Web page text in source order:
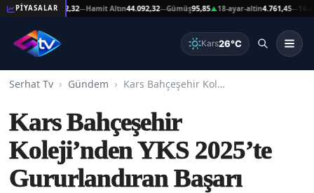
PİYASALAR
Altın44.092,32 Hamit Altın44.092,32—Gümüş95,85▲18-ayar-altin4.761,45—14-ayar-
Kars26°C
Serhat Tv Gündem Kars Bahçeşehir Koleji’nden YKS 2025’te Gururlandıran Başarı
Kars Bahçeşehir
Koleji’nden YKS 2025’te
Gururlandıran Başarı